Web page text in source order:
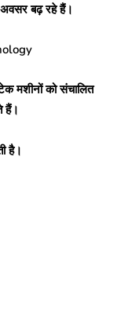
अवसर बढ़ रहे हैं।
मशीनों को संचालित
हैं।
है।